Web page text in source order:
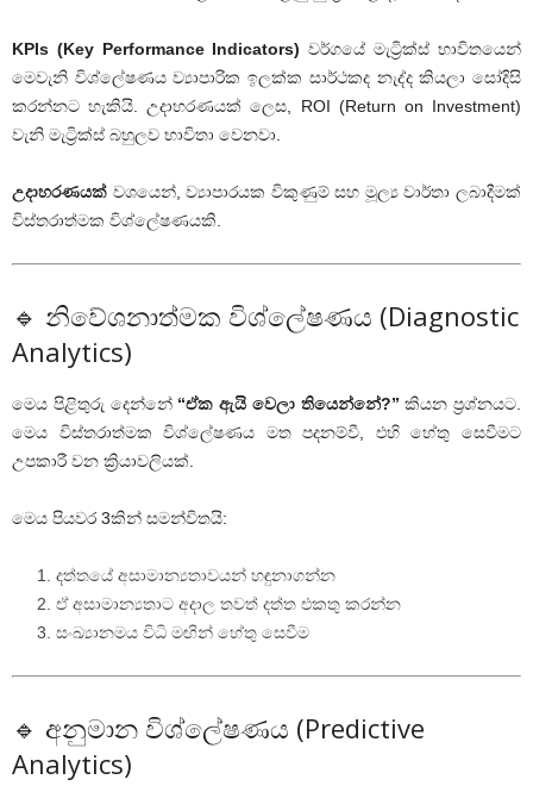
KPIs (Key Performance Indicators) වර්ගයේ මැට්‍රික්ස් භාවිතයෙන්
මෙවැනි විශ්ලේෂණය ව්‍යාපාරික ඉලක්ක සාර්ථකද නැද්ද කියලා සෝදිසි
කරන්නට හැකියි. උදාහරණයක් ලෙස, ROI (Return on Investment)
වැනි මැට්‍රික්ස් බහුලව භාවිතා වෙනවා.
උදාහරණයක් වශයෙන්, ව්‍යාපාරයක විකුණුම් සහ මූල්‍ය වාර්තා ලබාදීමක්
විස්තරාත්මක විශ්ලේෂණයකි.
🔹 නිවේශනාත්මක විශ්ලේෂණය (Diagnostic
Analytics)
මෙය පිළිතුරු දෙන්නේ “ඒක ඇයි වෙලා තියෙන්නේ?” කියන ප්‍රශ්නයට.
මෙය විස්තරාත්මක විශ්ලේෂණය මත පදනම්වී, එහි හේතු සෙවීමට
උපකාරී වන ක්‍රියාවලියක්.
මෙය පියවර 3කින් සමන්විතයි:
දත්තයේ අසාමාන්‍යතාවයන් හඳුනාගන්න
ඒ අසාමාන්‍යතාට අදාල තවත් දත්ත එකතු කරන්න
සංඛ්‍යානමය විධි මඟින් හේතු සෙවීම
🔹 අනුමාන විශ්ලේෂණය (Predictive
Analytics)